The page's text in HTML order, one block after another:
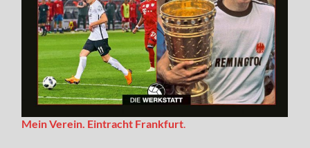
Mein Verein. Eintracht Frankfurt.